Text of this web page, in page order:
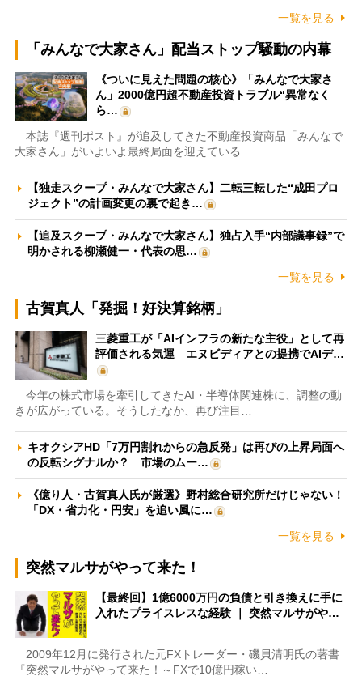
一覧を見る
「みんなで大家さん」配当ストップ騒動の内幕
《ついに見えた問題の核心》「みんなで大家さ
ん」2000億円超不動産投資トラブル“異常なく
ら…
本誌『週刊ポスト』が追及してきた不動産投資商品「みんなで
大家さん」がいよいよ最終局面を迎えている…
【独走スクープ・みんなで大家さん】二転三転した“成田プロ
ジェクト”の計画変更の裏で起き…
【追及スクープ・みんなで大家さん】独占入手“内部議事録”で
明かされる柳瀬健一・代表の思…
一覧を見る
古賀真人「発掘！好決算銘柄」
三菱重工が「AIインフラの新たな主役」として再
評価される気運 エヌビディアとの提携でAIデ…
今年の株式市場を牽引してきたAI・半導体関連株に、調整の動
きが広がっている。そうしたなか、再び注目…
キオクシアHD「7万円割れからの急反発」は再びの上昇局面へ
の反転シグナルか？ 市場のムー…
《億り人・古賀真人氏が厳選》野村総合研究所だけじゃない！
「DX・省力化・円安」を追い風に…
一覧を見る
突然マルサがやって来た！
【最終回】1億6000万円の負債と引き換えに手に
入れたプライスレスな経験 ｜ 突然マルサがや…
2009年12月に発行された元FXトレーダー・磯貝清明氏の著書
『突然マルサがやって来た！～FXで10億円稼い…